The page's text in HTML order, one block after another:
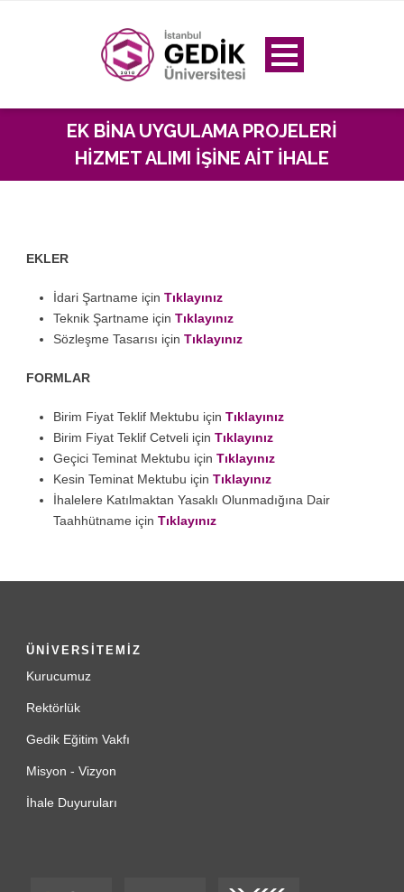
EK BİNA UYGULAMA PROJELERİ
HİZMET ALIMI İŞİNE AİT İHALE
EKLER
İdari Şartname için Tıklayınız
Teknik Şartname için Tıklayınız
Sözleşme Tasarısı için Tıklayınız
FORMLAR
Birim Fiyat Teklif Mektubu için Tıklayınız
Birim Fiyat Teklif Cetveli için Tıklayınız
Geçici Teminat Mektubu için Tıklayınız
Kesin Teminat Mektubu için Tıklayınız
İhalelere Katılmaktan Yasaklı Olunmadığına Dair
Taahhütname için Tıklayınız
ÜNİVERSİTEMİZ
Kurucumuz
Rektörlük
Gedik Eğitim Vakfı
Misyon - Vizyon
İhale Duyuruları